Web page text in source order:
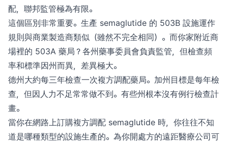
配，聯邦監管極為有限。
這個區別非常重要。生產 semaglutide 的 503B 設施運作
規則與商業製造商類似（雖然不完全相同）。而你家附近商
場裡的 503A 藥局？各州藥事委員會負責監管，但檢查頻
率和標準因州而異，差異極大。
德州大約每三年檢查一次複方調配藥局。加州目標是每年檢
查，但因人力不足常常做不到。有些州根本沒有例行檢查計
畫。
當你在網路上訂購複方調配 semaglutide 時，你往往不知
道是哪種類型的設施生產的。為你開處方的遠距醫療公司可